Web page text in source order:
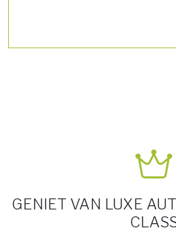
GENIET VAN LUXE